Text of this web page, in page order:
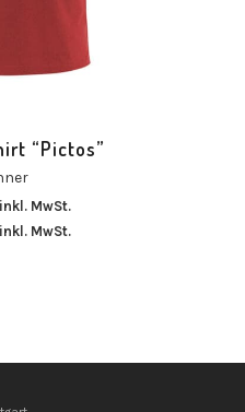
“Pictos”
inkl. MwSt.
inkl. MwSt.